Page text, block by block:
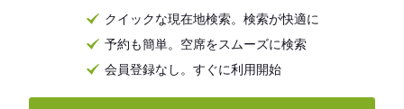
クイックな現在地検索。検索が快適に
予約も簡単。空席をスムーズに検索
会員登録なし。すぐに利用開始